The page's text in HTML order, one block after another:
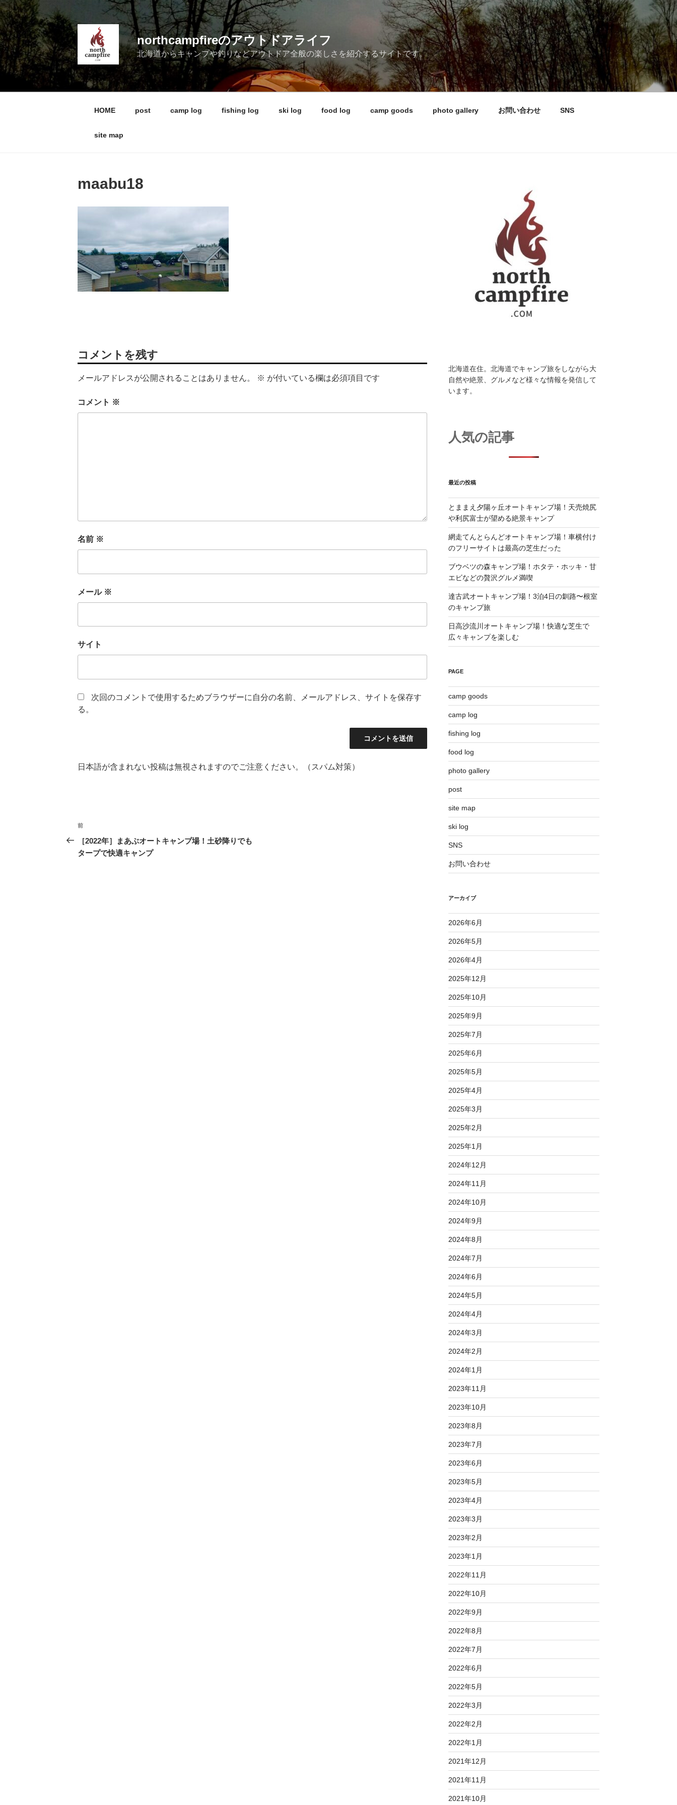
コ
ン
テ
ン
ツ
へ
キ
northcampfireのアウトドアライフ
北海道からキャンプや釣りなどアウトドア全般の楽しさを紹介するサイトです。
HOME post camp log fishing log ski log food log camp goods photo gallery お問い合わせ SNS
site map
maabu18
コメントを残す
メールアドレスが公開されることはありません。 ※ が付いている欄は必須項目です
コメント ※
名前 ※
メール ※
サイト
次回のコメントで使用するためブラウザーに自分の名前、メールアドレス、サイトを保存す
る。
日本語が含まれない投稿は無視されますのでご注意ください。（スパム対策）
投
稿
ナ
前
の
投
前
［2022年］まあぶオートキャンプ場！土砂降りでも
タープで快適キャンプ
北海道在住。北海道でキャンプ旅をしながら大
自然や絶景、グルメなど様々な情報を発信して
います。
人気の記事
最近の投稿
とままえ夕陽ヶ丘オートキャンプ場！天売焼尻
や利尻富士が望める絶景キャンプ
網走てんとらんどオートキャンプ場！車横付け
のフリーサイトは最高の芝生だった
ブウベツの森キャンプ場！ホタテ・ホッキ・甘
エビなどの贅沢グルメ満喫
達古武オートキャンプ場！3泊4日の釧路〜根室
のキャンプ旅
日高沙流川オートキャンプ場！快適な芝生で
広々キャンプを楽しむ
PAGE
camp goods
camp log
fishing log
food log
photo gallery
post
site map
ski log
SNS
お問い合わせ
アーカイブ
2026年6月
2026年5月
2026年4月
2025年12月
2025年10月
2025年9月
2025年7月
2025年6月
2025年5月
2025年4月
2025年3月
2025年2月
2025年1月
2024年12月
2024年11月
2024年10月
2024年9月
2024年8月
2024年7月
2024年6月
2024年5月
2024年4月
2024年3月
2024年2月
2024年1月
2023年11月
2023年10月
2023年8月
2023年7月
2023年6月
2023年5月
2023年4月
2023年3月
2023年2月
2023年1月
2022年11月
2022年10月
2022年9月
2022年8月
2022年7月
2022年6月
2022年5月
2022年3月
2022年2月
2022年1月
2021年12月
2021年11月
2021年10月